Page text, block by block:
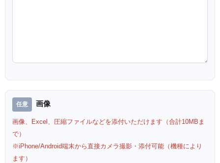
画像
画像、Excel、圧縮ファイルなどを添付いただけます（合計10MBま
で）
※iPhone/Android端末から直接カメラ撮影・添付可能（機種により
ます）